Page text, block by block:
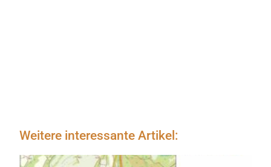
Weitere interessante Artikel: